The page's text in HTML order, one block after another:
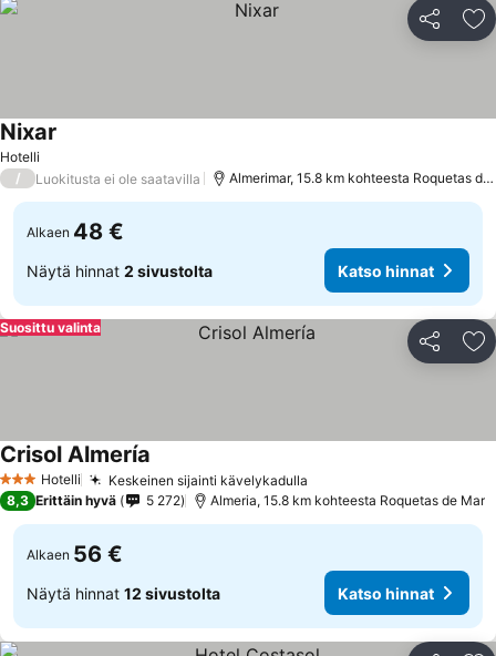
Jaa
Hotelli
Nixar
/ Luokitusta ei ole saatavilla Almerimar, 15.8 km kohteesta Roquetas de Mar
Alkaen 48 €
Näytä hinnat 2 sivustolta Katso hinnat
Jaa
Suosittu valinta
3 Tähtiluokitus
Hotelli Keskeinen sijainti kävelykadulla
Crisol Almería
8,3 Erittäin hyvä 5 272 Almeria, 15.8 km kohteesta Roquetas de Mar
Alkaen 56 €
Näytä hinnat 12 sivustolta Katso hinnat